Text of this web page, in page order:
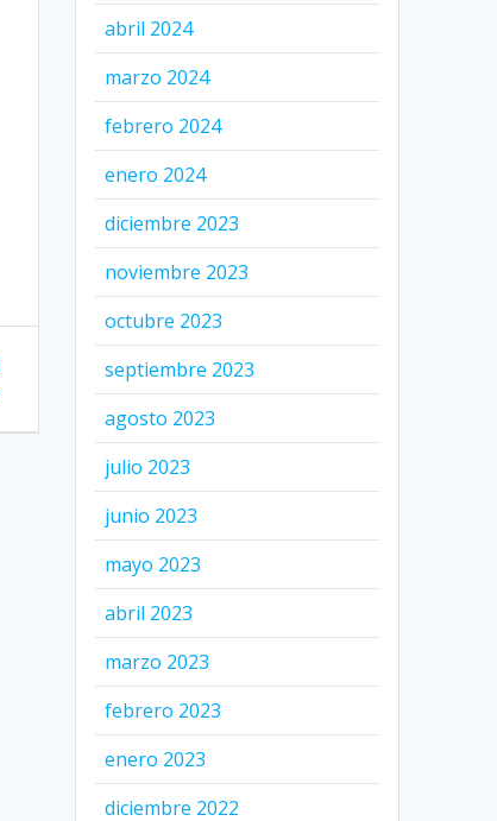
abril 2024
marzo 2024
febrero 2024
enero 2024
diciembre 2023
noviembre 2023
octubre 2023
septiembre 2023
agosto 2023
julio 2023
junio 2023
mayo 2023
abril 2023
marzo 2023
febrero 2023
enero 2023
diciembre 2022